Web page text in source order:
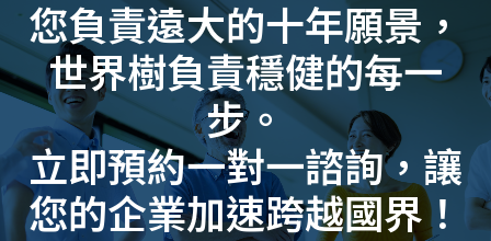
您負責遠大的十年願景，
世界樹負責穩健的每一
步。
​立即預約一對一諮詢，讓
您的企業加速跨越國界！